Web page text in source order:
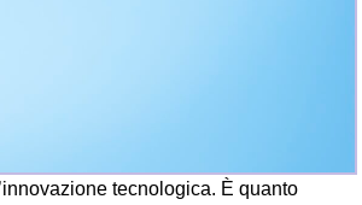
tecnologica. È quanto